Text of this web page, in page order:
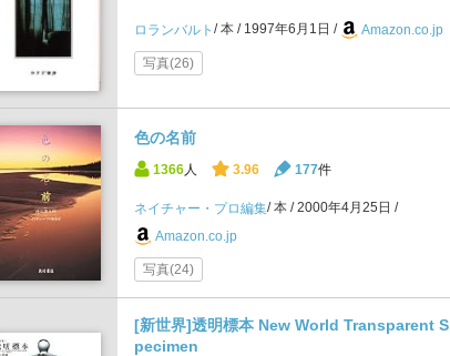
ロランバルト 本 1997年6月1日 Amazon.co.jp
写真(26)
色の名前
1366 人 3.96 177件
ネイチャー・プロ編集 本
2000年4月25日
Amazon.co.jp
写真(24)
[新世界]透明標本 New World Transparent S
pecimen